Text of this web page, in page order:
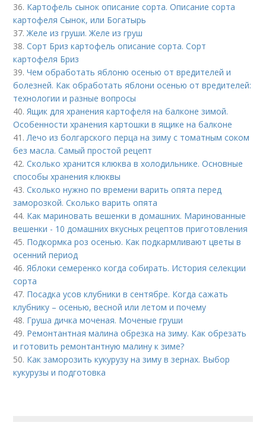
36. Картофель сынок описание сорта. Описание сорта
картофеля Сынок, или Богатырь
37.Желе из груши. Желе из груш
38.Сорт Бриз картофель описание сорта. Сорт
картофеля Бриз
39.Чем обработать яблоню осенью от вредителей и
болезней. Как обработать яблони осенью от вредителей:
технологии и разные вопросы
40.Ящик для хранения картофеля на балконе зимой.
Особенности хранения картошки в ящике на балконе
41.Лечо из болгарского перца на зиму с томатным соком
без масла. Самый простой рецепт
42.Сколько хранится клюква в холодильнике. Основные
способы хранения клюквы
43.Сколько нужно по времени варить опята перед
заморозкой. Сколько варить опята
44. Как мариновать вешенки в домашних. Маринованные
вешенки - 10 домашних вкусных рецептов приготовления
45. Подкормка роз осенью. Как подкармливают цветы в
осенний период
46.Яблоки семеренко когда собирать. История селекции
сорта
47. Посадка усов клубники в сентябре. Когда сажать
клубнику – осенью, весной или летом и почему
48. Груша дичка моченая. Моченые груши
49. Ремонтантная малина обрезка на зиму. Как обрезать
и готовить ремонтантную малину к зиме?
50. Как заморозить кукурузу на зиму в зернах. Выбор
кукурузы и подготовка